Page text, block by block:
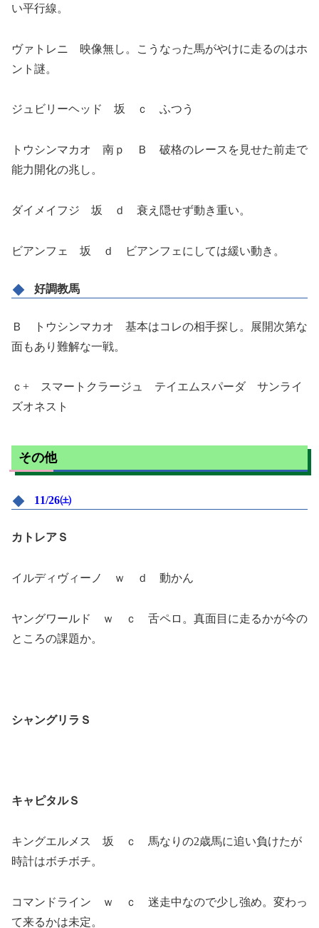
い平行線。
ヴァトレニ 映像無し。こうなった馬がやけに走るのはホ
ント謎。
ジュビリーヘッド 坂 ｃ ふつう
トウシンマカオ 南ｐ Ｂ 破格のレースを見せた前走で
能力開化の兆し。
ダイメイフジ 坂 ｄ 衰え隠せず動き重い。
ビアンフェ 坂 ｄ ビアンフェにしては緩い動き。
好調教馬
Ｂ トウシンマカオ 基本はコレの相手探し。展開次第な
面もあり難解な一戦。
ｃ+ スマートクラージュ テイエムスパーダ サンライ
ズオネスト
その他
11/26㈯
カトレアＳ
イルディヴィーノ ｗ ｄ 動かん
ヤングワールド ｗ ｃ 舌ペロ。真面目に走るかが今の
ところの課題か。
シャングリラＳ
キャピタルＳ
キングエルメス 坂 ｃ 馬なりの2歳馬に追い負けたが
時計はボチボチ。
コマンドライン ｗ ｃ 迷走中なので少し強め。変わっ
て来るかは未定。